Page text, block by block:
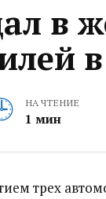
в
НА ЧТЕНИЕ
1 мин
трех